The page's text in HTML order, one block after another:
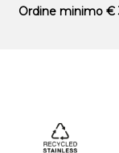
Novità
Ordine minimo €